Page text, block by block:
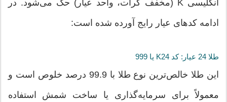
انگلیسی K (مخفف کرات، واحد عیار) حک می‌شود. در
ادامه کدهای عیار رایج آورده شده است:
طلا 24 عیار: کد K24 یا 999
این طلا خالص‌ترین نوع طلا با 99.9 درصد خلوص است و
معمولاً برای سرمایه‌گذاری یا ساخت شمش استفاده